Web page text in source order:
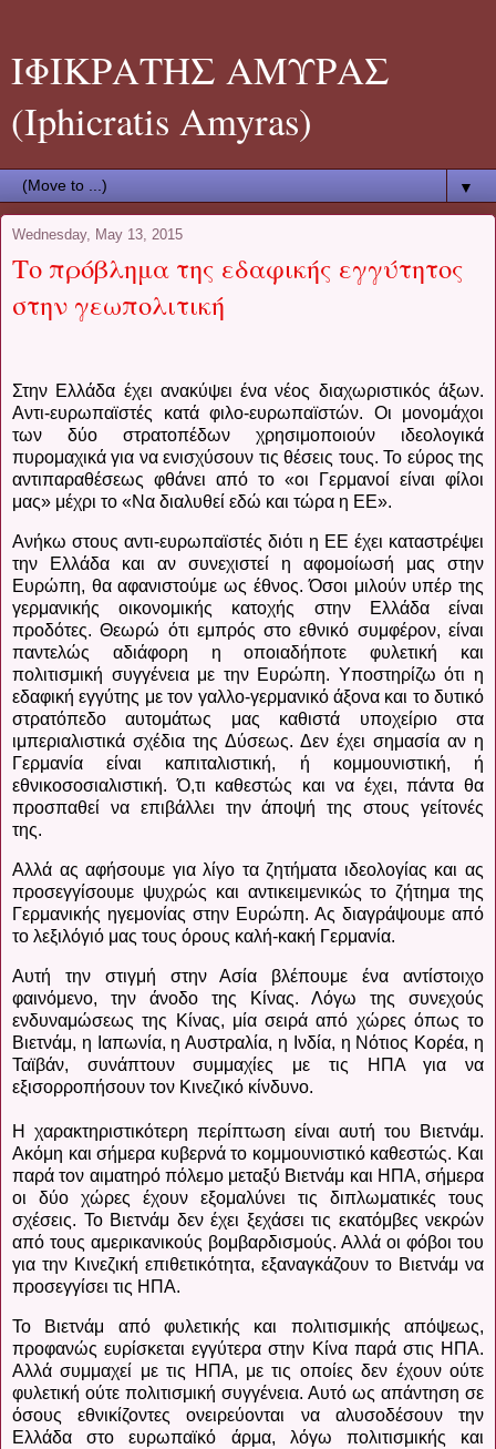
ΙΦΙΚΡΑΤΗΣ ΑΜΥΡΑΣ
(Iphicratis Amyras)
▼
Wednesday, May 13, 2015
Το πρόβλημα της εδαφικής εγγύτητος
στην γεωπολιτική
Στην Ελλάδα έχει ανακύψει ένα νέος διαχωριστικός άξων.
Αντι-ευρωπαϊστές κατά φιλο-ευρωπαïστών. Οι μονομάχοι
των δύο στρατοπέδων χρησιμοποιούν ιδεολογικά
πυρομαχικά για να ενισχύσουν τις θέσεις τους. Το εύρος της
αντιπαραθέσεως φθάνει από το «οι Γερμανοί είναι φίλοι
μας» μέχρι το «Να διαλυθεί εδώ και τώρα η ΕΕ».
Ανήκω στους αντι-ευρωπαϊστές διότι η ΕΕ έχει καταστρέψει
την Ελλάδα και αν συνεχιστεί η αφομοίωσή μας στην
Ευρώπη, θα αφανιστούμε ως έθνος. Όσοι μιλούν υπέρ της
γερμανικής οικονομικής κατοχής στην Ελλάδα είναι
προδότες. Θεωρώ ότι εμπρός στο εθνικό συμφέρον, είναι
παντελώς αδιάφορη η οποιαδήποτε φυλετική και
πολιτισμική συγγένεια με την Ευρώπη. Υποστηρίζω ότι η
εδαφική εγγύτης με τον γαλλο-γερμανικό άξονα και το δυτικό
στρατόπεδο αυτομάτως μας καθιστά υποχείριο στα
ιμπεριαλιστικά σχέδια της Δύσεως. Δεν έχει σημασία αν η
Γερμανία είναι καπιταλιστική, ή κομμουνιστική, ή
εθνικοσοσιαλιστική. Ό,τι καθεστώς και να έχει, πάντα θα
προσπαθεί να επιβάλλει την άποψή της στους γείτονές
της.
Αλλά ας αφήσουμε για λίγο τα ζητήματα ιδεολογίας και ας
προσεγγίσουμε ψυχρώς και αντικειμενικώς το ζήτημα της
Γερμανικής ηγεμονίας στην Ευρώπη. Ας διαγράψουμε από
το λεξιλόγιό μας τους όρους καλή-κακή Γερμανία.
Αυτή την στιγμή στην Ασία βλέπουμε ένα αντίστοιχο
φαινόμενο, την άνοδο της Κίνας. Λόγω της συνεχούς
ενδυναμώσεως της Κίνας, μία σειρά από χώρες όπως το
Βιετνάμ, η Ιαπωνία, η Αυστραλία, η Ινδία, η Νότιος Κορέα, η
Ταϊβάν, συνάπτουν συμμαχίες με τις ΗΠΑ για να
εξισορροπήσουν τον Κινεζικό κίνδυνο.
Η χαρακτηριστικότερη περίπτωση είναι αυτή του Βιετνάμ.
Ακόμη και σήμερα κυβερνά το κομμουνιστικό καθεστώς. Και
παρά τον αιματηρό πόλεμο μεταξύ Βιετνάμ και ΗΠΑ, σήμερα
οι δύο χώρες έχουν εξομαλύνει τις διπλωματικές τους
σχέσεις. Το Βιετνάμ δεν έχει ξεχάσει τις εκατόμβες νεκρών
από τους αμερικανικούς βομβαρδισμούς. Αλλά οι φόβοι του
για την Κινεζική επιθετικότητα, εξαναγκάζουν το Βιετνάμ να
προσεγγίσει τις ΗΠΑ.
Το Βιετνάμ από φυλετικής και πολιτισμικής απόψεως,
προφανώς ευρίσκεται εγγύτερα στην Κίνα παρά στις ΗΠΑ.
Αλλά συμμαχεί με τις ΗΠΑ, με τις οποίες δεν έχουν ούτε
φυλετική ούτε πολιτισμική συγγένεια. Αυτό ως απάντηση σε
όσους εθνικίζοντες ονειρεύονται να αλυσοδέσουν την
Ελλάδα στο ευρωπαϊκό άρμα, λόγω πολιτισμικής και